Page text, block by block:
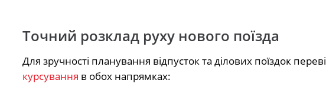
Точний розклад руху нового поїзда
Для зручності планування відпусток та ділових поїздок
курсування в обох напрямках: